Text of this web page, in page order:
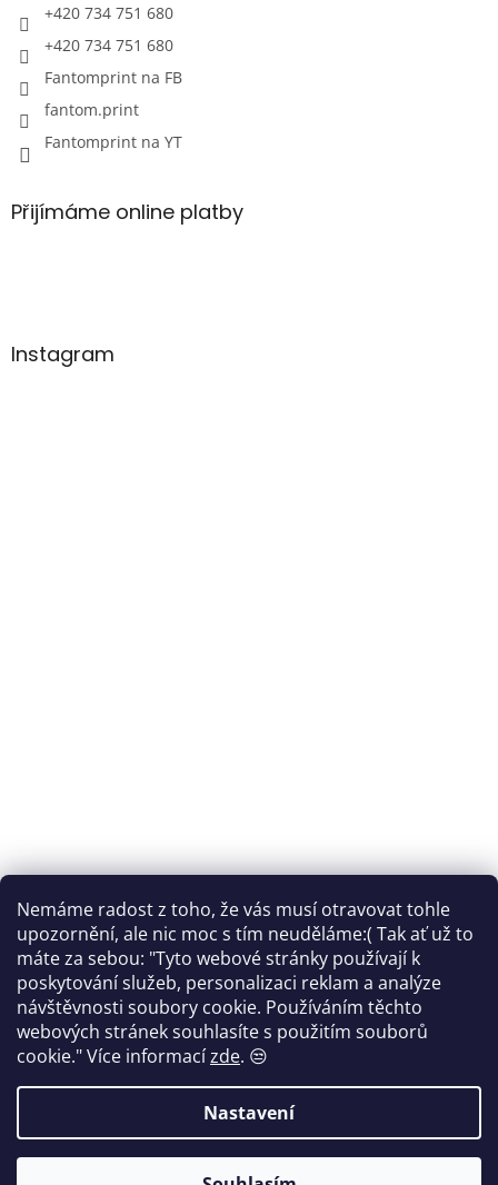
Nemáme radost z toho, že vás musí otravovat tohle
upozornění, ale nic moc s tím neuděláme:( Tak ať už to
máte za sebou: "Tyto webové stránky používají k
poskytování služeb, personalizaci reklam a analýze
návštěvnosti soubory cookie. Používáním těchto
webových stránek souhlasíte s použitím souborů
cookie."Více informacízde. 😒
Nastavení
+420 734 751 680
+420 734 751 680
Fantomprint na FB
fantom.print
Fantomprint na YT
Přijímáme online platby
Instagram
Sledovat na Instagramu
Facebook
Copyright 2026FANTOM print. Všechna práva vyhrazena.